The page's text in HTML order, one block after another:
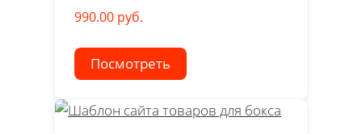
990.00 руб.
Посмотреть